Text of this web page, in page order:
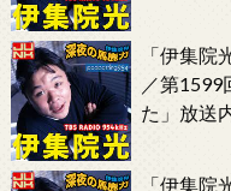
「伊集院
／第1599
た」放送
「伊集院